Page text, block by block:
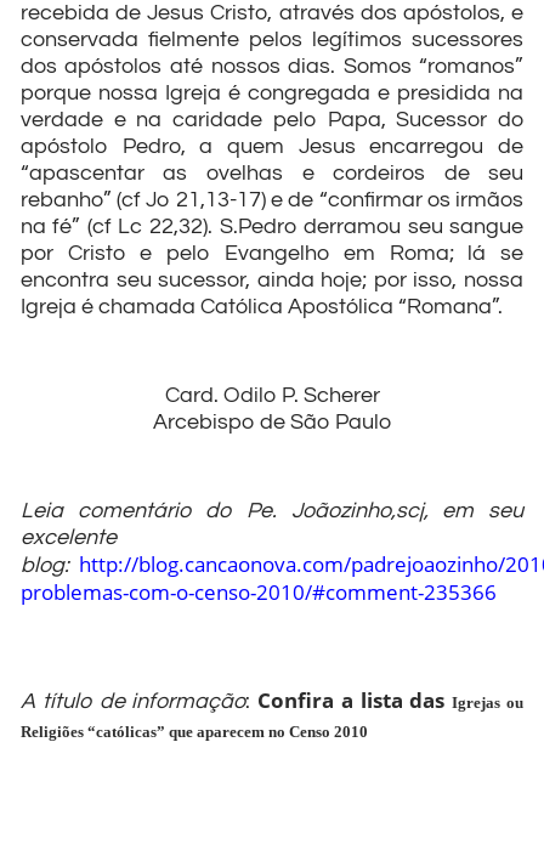
recebida de Jesus Cristo, através dos apóstolos, e
conservada fielmente pelos legítimos sucessores
dos apóstolos até nossos dias. Somos “romanos”
porque nossa Igreja é congregada e presidida na
verdade e na caridade pelo Papa, Sucessor do
apóstolo Pedro, a quem Jesus encarregou de
“apascentar as ovelhas e cordeiros de seu
rebanho” (cf Jo 21,13-17) e de “confirmar os irmãos
na fé” (cf Lc 22,32). S.Pedro derramou seu sangue
por Cristo e pelo Evangelho em Roma; lá se
encontra seu sucessor, ainda hoje; por isso, nossa
Igreja é chamada Católica Apostólica “Romana”.
Card. Odilo P. Scherer
Arcebispo de São Paulo
Leia comentário do Pe. Joãozinho,scj, em seu
excelente
blog: http://blog.cancaonova.com/padrejoaozinho/
problemas-com-o-censo-2010/#comment-235366
A título de informação: Confira a lista das Igrejas ou
Religiões “católicas” que aparecem no Censo 2010